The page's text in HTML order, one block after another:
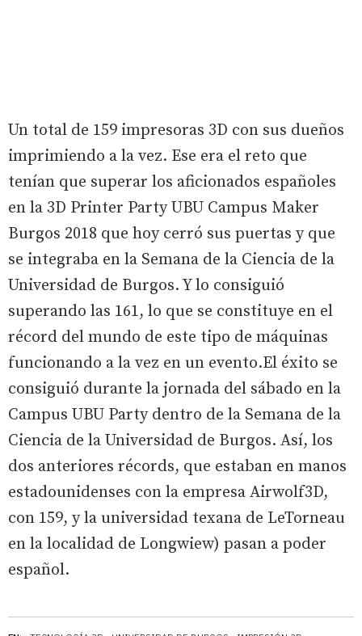
Un total de 159 impresoras 3D con sus dueños
imprimiendo a la vez. Ese era el reto que
tenían que superar los aficionados españoles
en la 3D Printer Party UBU Campus Maker
Burgos 2018 que hoy cerró sus puertas y que
se integraba en la Semana de la Ciencia de la
Universidad de Burgos. Y lo consiguió
superando las 161, lo que se constituye en el
récord del mundo de este tipo de máquinas
funcionando a la vez en un evento.El éxito se
consiguió durante la jornada del sábado en la
Campus UBU Party dentro de la Semana de la
Ciencia de la Universidad de Burgos. Así, los
dos anteriores récords, que estaban en manos
estadounidenses con la empresa Airwolf3D,
con 159, y la universidad texana de LeTorneau
en la localidad de Longwiew) pasan a poder
español.